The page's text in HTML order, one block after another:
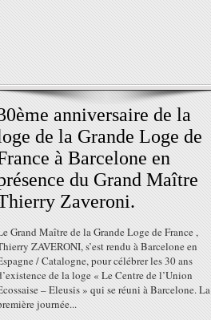
anniversaire de la
de la Grande Loge de
à Barcelone en
du Grand Maître
Zaveroni.
Grand Maître de la Grande Loge de France ,
ZAVERONI, s’est rendu à Barcelone en
/ Catalogne, pour célébrer les 30 ans
de la loge « Le Centre de l’Union
– Eleusis » qui se réuni à Barcelone. La
journée...